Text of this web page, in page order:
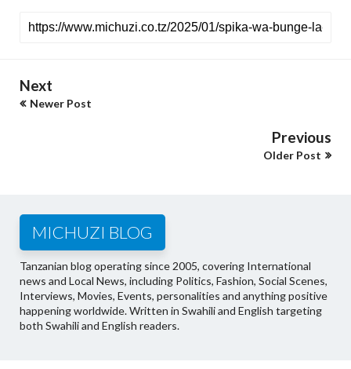
Next
Newer Post
Previous
Older Post
MICHUZI BLOG
Tanzanian blog operating since 2005, covering International
news and Local News, including Politics, Fashion, Social Scenes,
Interviews, Movies, Events, personalities and anything positive
happening worldwide. Written in Swahili and English targeting
both Swahili and English readers.